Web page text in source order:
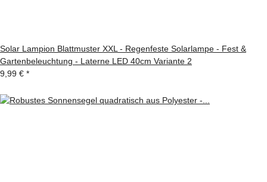
Solar Lampion Blattmuster XXL - Regenfeste Solarlampe - Fest &
Gartenbeleuchtung - Laterne LED 40cm Variante 2
9,99 € *